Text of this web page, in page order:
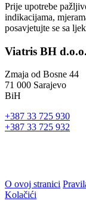
Prije upotrebe
indikacijama,
posavjetujte se sa
Viatris BH d.o.o.
Zmaja od Bosne 44
71 000 Sarajevo
BiH
+387 33 725 930
+387 33 725 932
O ovoj stranici
Kolačići